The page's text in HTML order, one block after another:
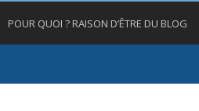
POUR QUOI ? RAISON D’ÊTRE DU BLOG